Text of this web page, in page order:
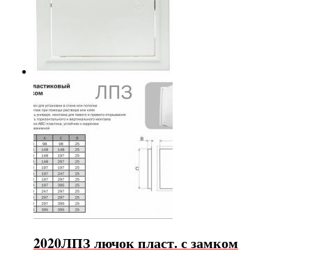
2020ЛПЗ лючок пласт. с замком